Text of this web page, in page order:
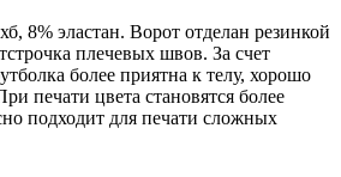
8% эластан. Ворот отделан резинкой
плечевых швов. За счет
более приятна к телу, хорошо
печати цвета становятся более
подходит для печати сложных